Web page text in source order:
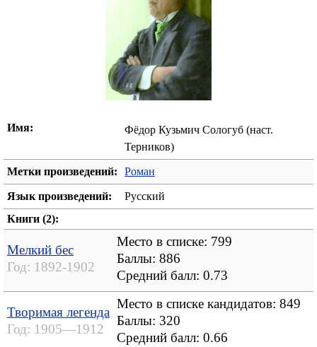
Имя:
Фёдор Кузьмич Сологуб (наст.
Терников)
Метки произведений: Роман
Язык произведений:
Русский
Книги (2):
Мелкий бес
Год: 1892-1902
Место в списке: 799
Баллы: 886
Средний балл: 0.73
Творимая легенда
Год: 1905—1912
Место в списке кандидатов: 849
Баллы: 320
Средний балл: 0.66